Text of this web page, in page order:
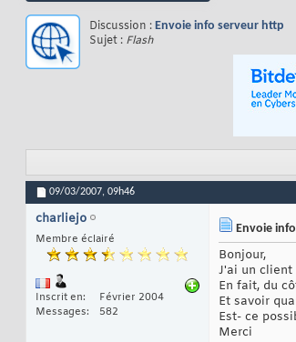
Discussion : Envoie info serveur http
Sujet : Flash
09/03/2007, 09h46
charliejo
Membre éclairé
Inscrit en
Février 2004
Messages
582
Envoie
Bonjour,
J'ai un client
En fait, du
Et savoir
Est- ce
Merci